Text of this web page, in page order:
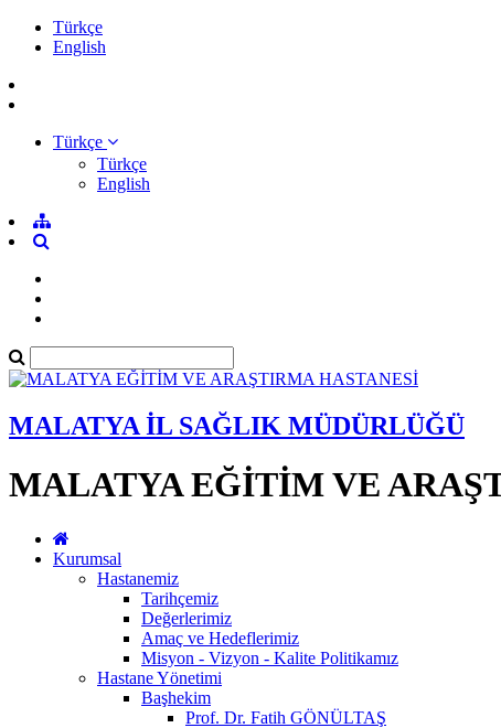
Türkçe
English
Türkçe
Türkçe
English
MALATYA İL SAĞLIK MÜDÜRLÜĞÜ
MALATYA EĞİTİM VE
Kurumsal
Hastanemiz
Tarihçemiz
Değerlerimiz
Amaç ve Hedeflerimiz
Misyon - Vizyon - Kalite Politikamız
Hastane Yönetimi
Başhekim
Prof. Dr. Fatih GÖNÜLTAŞ